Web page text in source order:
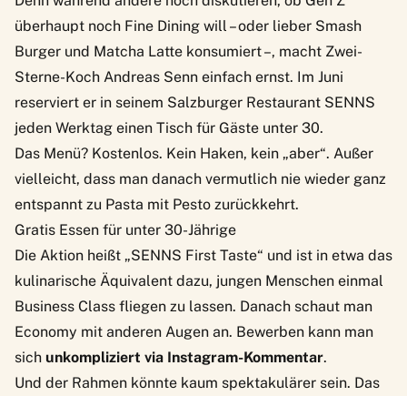
überhaupt noch Fine Dining will – oder lieber Smash
Burger und Matcha Latte konsumiert –, macht Zwei-
Sterne-Koch Andreas Senn einfach ernst. Im Juni
reserviert er in seinem Salzburger Restaurant SENNS
jeden Werktag einen Tisch für Gäste unter 30.
Das Menü? Kostenlos. Kein Haken, kein „aber“. Außer
vielleicht, dass man danach vermutlich nie wieder ganz
entspannt zu Pasta mit Pesto zurückkehrt.
Gratis Essen für unter 30-Jährige
Die Aktion heißt „SENNS First Taste“ und ist in etwa das
kulinarische Äquivalent dazu, jungen Menschen einmal
Business Class fliegen zu lassen. Danach schaut man
Economy mit anderen Augen an. Bewerben kann man
sich unkompliziert via Instagram-Kommentar.
Und der Rahmen könnte kaum spektakulärer sein. Das